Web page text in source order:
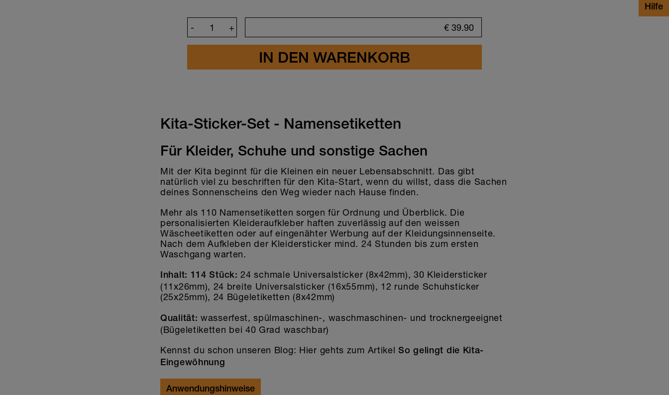
+
- € 39.90
Kita-Sticker-Set - Namensetiketten
Für Kleider, Schuhe und sonstige Sachen
Mit der Kita beginnt für die Kleinen ein neuer Lebensabschnitt. Das gibt
natürlich viel zu beschriften für den Kita-Start, wenn du willst, dass die Sachen
deines Sonnenscheins den Weg wieder nach Hause finden.
Mehr als 110 Namensetiketten sorgen für Ordnung und Überblick. Die
personalisierten Kleideraufkleber haften zuverlässig auf den weissen
Wäscheetiketten oder auf eingenähter Werbung auf der Kleidungsinnenseite.
Nach dem Aufkleben der Kleidersticker mind. 24 Stunden bis zum ersten
Waschgang warten.
Inhalt: 114 Stück:24 schmale Universalsticker (8x42mm), 30 Kleidersticker
(11x26mm), 24 breite Universalsticker (16x55mm), 12 runde Schuhsticker
(25x25mm), 24 Bügeletiketten (8x42mm)
Qualität: wasserfest, spülmaschinen-, waschmaschinen- und trocknergeeignet
(Bügeletiketten bei 40 Grad waschbar)
Kennst du schon unseren Blog: Hier gehts zum ArtikelSo gelingt die Kita-
Eingewöhnung
Anwendungshinweise